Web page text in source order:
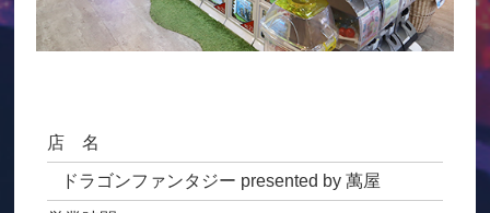
店 名
ドラゴンファンタジー presented by 萬屋